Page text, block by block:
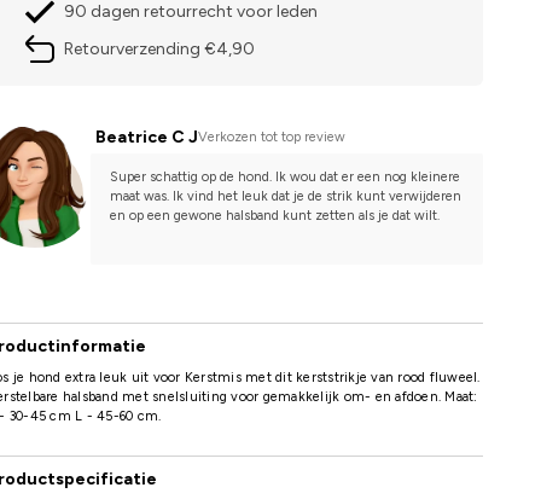
90 dagen retourrecht voor leden
Retourverzending €4,90
Beatrice C JVerkozen tot top review
Super schattig op de hond. Ik wou dat er een nog kleinere
maat was. Ik vind het leuk dat je de strik kunt verwijderen
en op een gewone halsband kunt zetten als je dat wilt.
je hond extra leuk uit voor Kerstmis met dit kerststrikje van rood fluweel.
halsband met snelsluiting voor gemakkelijk om- en afdoen. Maat:
30-45 cm L - 45-60 cm.